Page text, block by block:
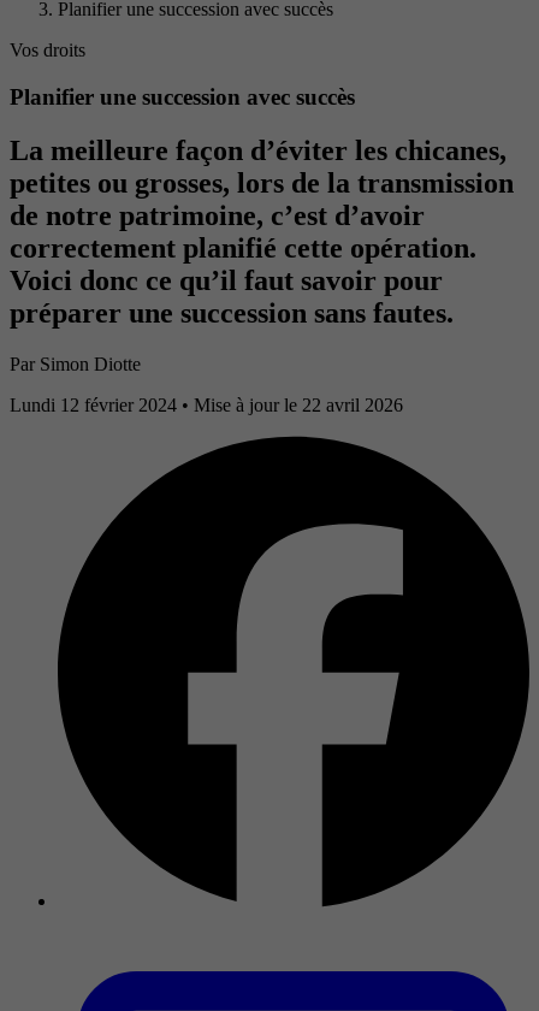
Planifier une succession avec succès
Vos droits
Planifier une succession avec succès
La meilleure façon d’éviter les chicanes,
petites ou grosses, lors de la transmission
de notre patrimoine, c’est d’avoir
correctement planifié cette opération.
Voici donc ce qu’il faut savoir pour
préparer une succession sans fautes.
Par Simon Diotte
Lundi 12 février 2024 • Mise à jour le 22 avril 2026